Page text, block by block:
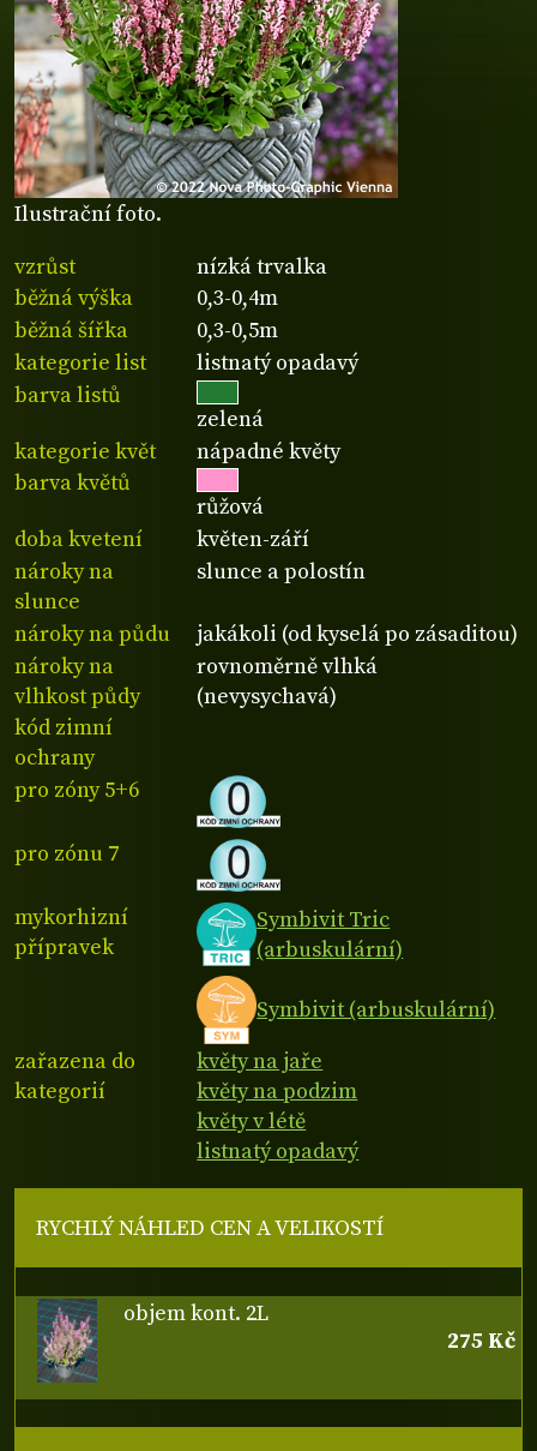
Ilustrační foto.
vzrůst
nízká trvalka
běžná výška
0,3-0,4m
běžná šířka
0,3-0,5m
kategorie list
listnatý opadavý
barva listů
zelená
kategorie květ
nápadné květy
barva květů
růžová
doba kvetení
květen-září
nároky na
slunce
slunce a polostín
nároky na půdu
jakákoli (od kyselá po zásaditou)
nároky na
vlhkost půdy
rovnoměrně vlhká
(nevysychavá)
kód zimní
ochrany
pro zóny 5+6
pro zónu 7
mykorhizní
přípravek
Symbivit Tric
(arbuskulární)
Symbivit (arbuskulární)
zařazena do
kategorií
květy na jaře
květy na podzim
květy v létě
listnatý opadavý
RYCHLÝ NÁHLED CEN A VELIKOSTÍ
objem kont. 2L
275 Kč